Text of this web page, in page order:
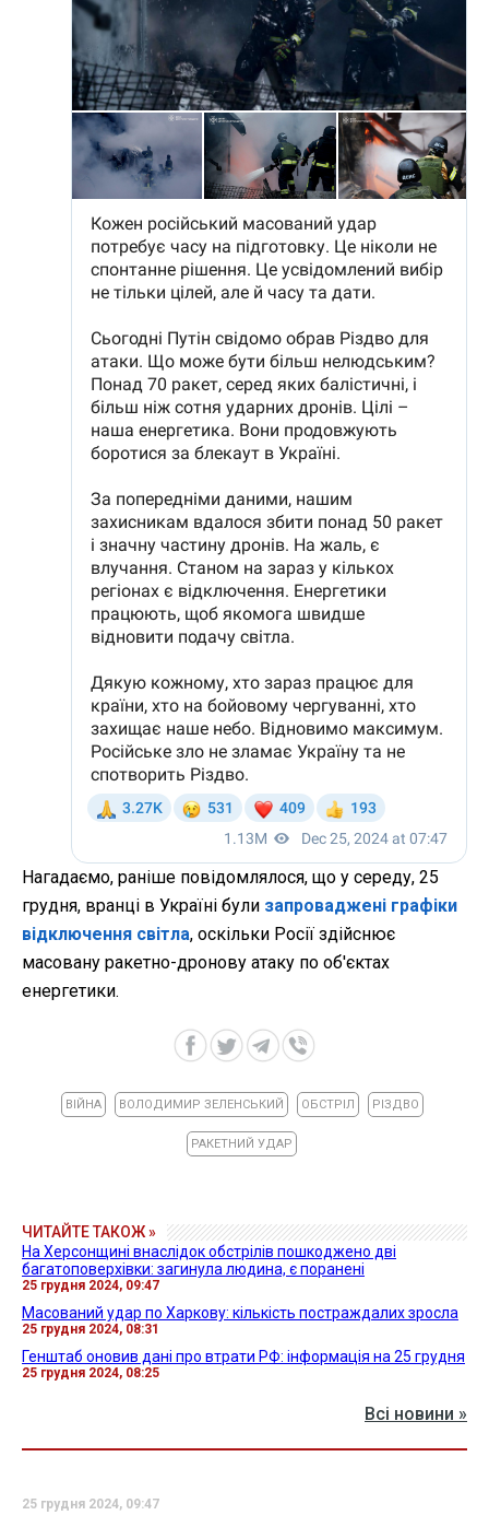
Нагадаємо, раніше повідомлялося, що у середу, 25
грудня, вранці в Україні були запроваджені графіки
відключення світла, оскільки Росії здійснює
масовану ракетно-дронову атаку по об'єктах
енергетики.
ВІЙНА ВОЛОДИМИР ЗЕЛЕНСЬКИЙ ОБСТРІЛ РІЗДВО
РАКЕТНИЙ УДАР
ЧИТАЙТЕ ТАКОЖ »
На Херсонщині внаслідок обстрілів пошкоджено дві
багатоповерхівки: загинула людина, є поранені
25 грудня 2024, 09:47
Масований удар по Харкову: кількість постраждалих зросла
25 грудня 2024, 08:31
Генштаб оновив дані про втрати РФ: інформація на 25 грудня
25 грудня 2024, 08:25
Всі новини »
25 грудня 2024, 09:47